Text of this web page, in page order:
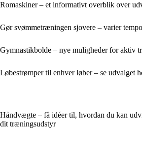
Romaskiner – et informativt overblik over
Gør svømmetræningen sjovere – varier
Gymnastikbolde – nye muligheder for aktiv
Løbestrømper til enhver løber – se udvalget
Håndvægte – få idéer til, hvordan du kan
dit træningsudstyr